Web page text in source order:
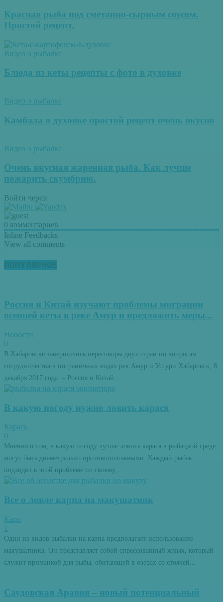
Красная рыба под сметанно-сырным соусом.
Простой рецепт.
Видео о рыбалке
Блюда из кеты рецепты с фото в духовке
Видео о рыбалке
Камбала в духовке простой рецепт очень вкусно
Видео о рыбалке
Очень вкусная жаренная рыба. Как лучше
пожарить скумбрию.
Войти через:
0 комментариев
Inline Feedbacks
View all comments
ПОПУЛЯРНОЕ
Россия и Китай изучают проблемы миграции
осенней кеты в реке Амур и предложить меры...
Новости
0
В Хабаровске завершились переговоры двух стран по вопросам
сотрудничества в пограничных водах рек Амур и Уссури Хабаровск, 8
декабря 2017 года. – Россия и Китай...
В какую погоду нужно ловить карася
Карась
0
Мнения о том, в какую погоду лучше ловить карася в рыбацкой среде
могут быть диаметрально противоположными. Каждый рыбак
подходит к этой проблеме по своему,...
Все о ловле карпа на макушатник
Карп
1
Один из видов рыбалки на карпа предполагает использование
макушатника. Он представляет собой спрессованный жмых, который
служит приманкой для рыбы, обитающей в озерах со стоячей...
Саудовская Аравия – новый потенциальный